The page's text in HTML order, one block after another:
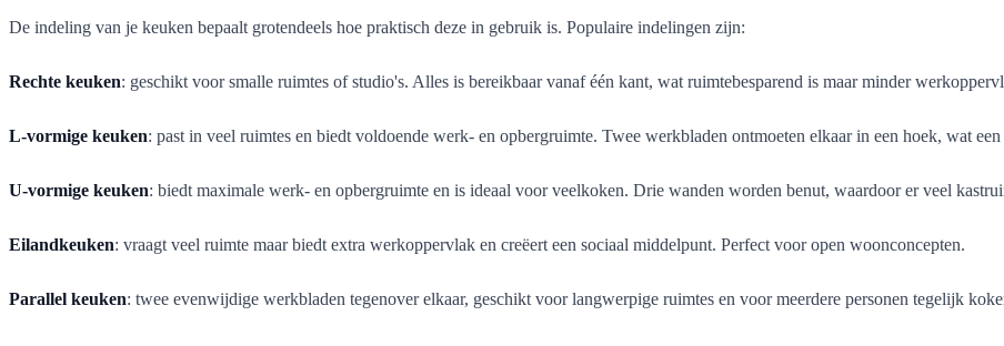
De indeling van je keuken bepaalt grotendeels hoe praktisch deze in gebruik is. Populaire indelingen zijn:
Rechte keuken: geschikt voor smalle ruimtes of studio's. Alles is bereikbaar vanaf één kant, wat ruimtebesparend is maar minder
L-vormige keuken: past in veel ruimtes en biedt voldoende werk- en opbergruimte. Twee werkbladen ontmoeten elkaar in een hoek, wat
U-vormige keuken: biedt maximale werk- en opbergruimte en is ideaal voor veelkoken. Drie wanden worden benut, waardoor er veel
Eilandkeuken: vraagt veel ruimte maar biedt extra werkoppervlak en creëert een sociaal middelpunt. Perfect voor open woonconcepten.
Parallel keuken: twee evenwijdige werkbladen tegenover elkaar, geschikt voor langwerpige ruimtes en voor meerdere personen tegelijk